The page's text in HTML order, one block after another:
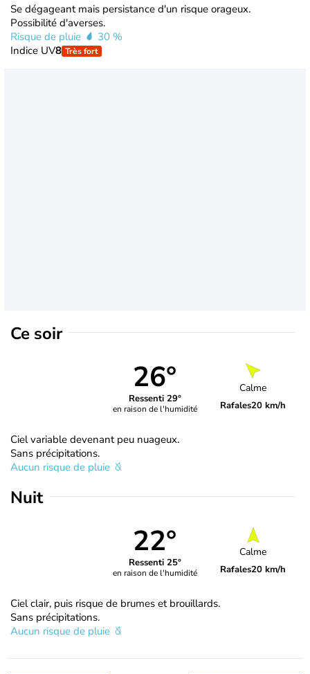
Se dégageant mais persistance d'un risque orageux.
Possibilité d'averses.
Risque de pluie
30 %
Indice UV8 Très fort
Ce soir
26°
Ressenti 29°
en raison de l'humidité
Calme
Rafales20 km/h
Ciel variable devenant peu nuageux.
Sans précipitations.
Aucun risque de pluie
Nuit
22°
Ressenti 25°
en raison de l'humidité
Calme
Rafales20 km/h
Ciel clair, puis risque de brumes et brouillards.
Sans précipitations.
Aucun risque de pluie